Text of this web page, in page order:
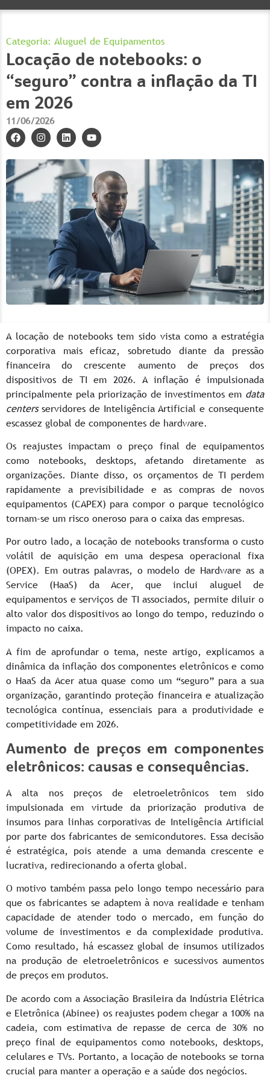
Categoria: Aluguel de Equipamentos
Locação de notebooks: o
“seguro” contra a inflação da TI
em 2026
11/06/2026
A locação de notebooks tem sido vista como a estratégia
corporativa mais eficaz, sobretudo diante da pressão
financeira do crescente aumento de preços dos
dispositivos de TI em 2026. A inflação é impulsionada
principalmente pela priorização de investimentos em data
centersservidores de Inteligência Artificial e consequente
escassez global de componentes de hardware.
Os reajustes impactam o preço final de equipamentos
como notebooks, desktops, afetando diretamente as
organizações. Diante disso, os orçamentos de TI perdem
rapidamente a previsibilidade e as compras de novos
equipamentos (CAPEX) para compor o parque tecnológico
tornam-se um risco oneroso para o caixa das empresas.
Por outro lado, a locação de notebooks transforma o custo
volátil de aquisição em uma despesa operacional fixa
(OPEX). Em outras palavras, o modelo de Hardware as a
Service (HaaS) da Acer, que inclui aluguel de
equipamentos e serviços de TI associados, permite diluir o
alto valor dos dispositivos ao longo do tempo, reduzindo o
impacto no caixa.
A fim de aprofundar o tema, neste artigo, explicamos a
dinâmica da inflação dos componentes eletrônicos e como
o HaaS da Acer atua quase como um “seguro” para a sua
organização, garantindo proteção financeira e atualização
tecnológica contínua, essenciais para a produtividade e
competitividade em 2026.
Aumento de preços em componentes
eletrônicos: causas e consequências.
A alta nos preços de eletroeletrônicos tem sido
impulsionada em virtude da priorização produtiva de
insumos para linhas corporativas de Inteligência Artificial
por parte dos fabricantes de semicondutores. Essa decisão
é estratégica, pois atende a uma demanda crescente e
lucrativa, redirecionando a oferta global.
O motivo também passa pelo longo tempo necessário para
que os fabricantes se adaptem à nova realidade e tenham
capacidade de atender todo o mercado, em função do
volume de investimentos e da complexidade produtiva.
Como resultado, há escassez global de insumos utilizados
na produção de eletroeletrônicos e sucessivos aumentos
de preços em produtos.
De acordo com a Associação Brasileira da Indústria Elétrica
e Eletrônica (Abinee) os reajustes podem chegar a 100% na
cadeia, com estimativa de repasse de cerca de 30% no
preço final de equipamentos como notebooks, desktops,
celulares e TVs. Portanto, a locação de notebooks se torna
crucial para manter a operação e a saúde dos negócios.